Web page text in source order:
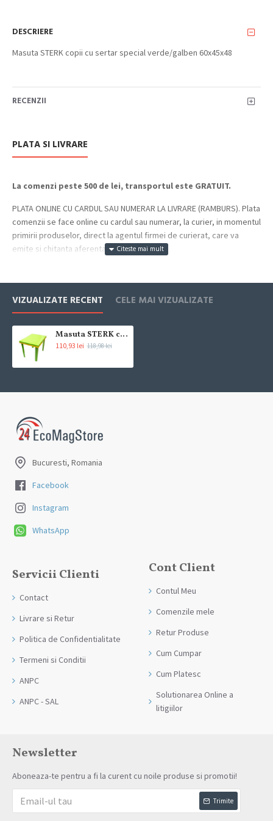
DESCRIERE
Masuta STERK copii cu sertar special verde/galben 60x45x48
RECENZII
PLATA SI LIVRARE
La comenzi peste 500 de lei, transportul este GRATUIT.
PLATA ONLINE CU CARDUL SAU NUMERAR LA LIVRARE (RAMBURS). Plata
comenzii se face online cu cardul sau numerar, la curier, in momentul
primirii produselor, direct la agentul firmei de curierat, care va
emite si chitanta aferenta incasarii.
pana in ora 12:00 de luni pana vineri. In cazul in care comanda a fost
facuta dupa ora 12:00, sambata sau duminica ne angajam sa
trimitem comanda in prima zi lucratoare.
termen aproximativ de livrare, in functie de urgenta ta
In cazul aparitiei unor intarzieri, vei fi instiintat prin email.
Produsele sunt livrate la adresa specificata de tine ca adresa de
livrare in momentul plasarii comenzii.
VIZUALIZATE RECENT CELE MAI VIZUALIZATE
Masuta STERK copii cu sertar special verde/galben 60x45x48
110,93 lei 118,98 lei
Bucuresti, Romania
Facebook
Instagram
WhatsApp
Servicii Clienti
Contact
Livrare si Retur
Politica de Confidentialitate
Termeni si Conditii
ANPC
ANPC - SAL
Cont Client
Contul Meu
Comenzile mele
Retur Produse
Cum Cumpar
Cum Platesc
Solutionarea Online a
litigiilor
Newsletter
Aboneaza-te pentru a fi la curent cu noile produse si promotii!
Trimite